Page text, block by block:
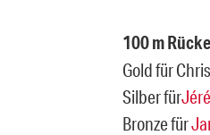
100 m
Gold für
Silber für
Bronze für